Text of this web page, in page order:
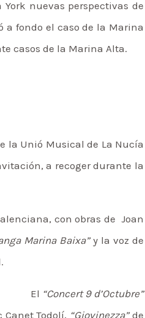
nuevas perspectivas de
a fondo el caso de la Marina
casos de la Marina Alta.
la Unió Musical de La Nucía
a recoger durante la
con obras de Joan
Marina Baixa”y la voz de
El “Concert 9 d’Octubre”
Todolí, “Giovinezza”de